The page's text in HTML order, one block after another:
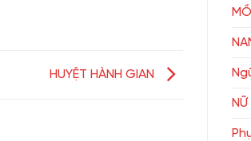
HUYỆT HÀNH GIAN